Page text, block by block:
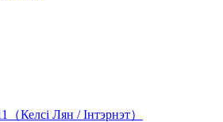
Келсі Лян / Інтэрнэт）